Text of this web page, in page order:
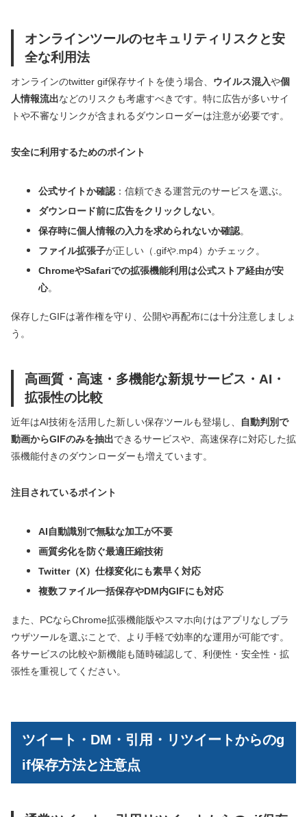
オンラインツールのセキュリティリスクと安
全な利用法
オンラインのtwitter gif保存サイトを使う場合、 ウイルス混入や個
人情報流出などのリスクも考慮すべきです。特に広告が多いサイ
トや不審なリンクが含まれるダウンローダーは注意が必要です。
安全に利用するためのポイント
公式サイトか確認：信頼できる運営元のサービスを選ぶ。
ダウンロード前に広告をクリックしない。
保存時に個人情報の入力を求められないか確認。
ファイル拡張子が正しい（.gifや.mp4）かチェック。
ChromeやSafariでの拡張機能利用は公式ストア経由が安
心。
保存したGIFは著作権を守り、公開や再配布には十分注意しましょ
う。
高画質・高速・多機能な新規サービス・AI・
拡張性の比較
近年はAI技術を活用した新しい保存ツールも登場し、
自動判別で
動画からGIFのみを抽出できるサービスや、高速保存に対応した拡
張機能付きのダウンローダーも増えています。
注目されているポイント
AI自動識別で無駄な加工が不要
画質劣化を防ぐ最適圧縮技術
Twitter（X）仕様変化にも素早く対応
複数ファイル一括保存やDM内GIFにも対応
また、PCならChrome拡張機能版やスマホ向けはアプリなしブラ
ウザツールを選ぶことで、より手軽で効率的な運用が可能です。
各サービスの比較や新機能も随時確認して、利便性・安全性・拡
張性を重視してください。
ツイート・DM・引用・リツイートからのg
if保存方法と注意点